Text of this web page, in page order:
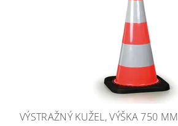
VÝSTRAŽNÝ KUŽEL, VÝŠKA 750 MM